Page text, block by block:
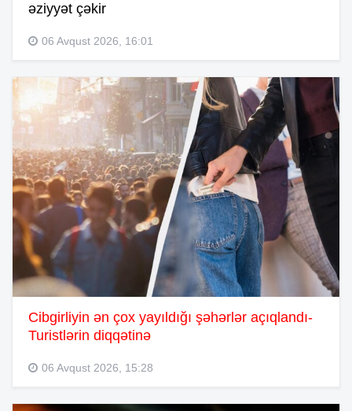
əziyyət çəkir
06 Avqust 2026, 16:01
Cibgirliyin ən çox yayıldığı şəhərlər açıqlandı-
Turistlərin diqqətinə
06 Avqust 2026, 15:28